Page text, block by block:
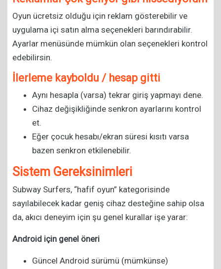
Oyun ücretsiz olduğu için reklam gösterebilir ve
uygulama içi satın alma seçenekleri barındırabilir.
Ayarlar menüsünde mümkün olan seçenekleri kontrol
edebilirsin.
İlerleme kayboldu / hesap gitti
Aynı hesapla (varsa) tekrar giriş yapmayı dene.
Cihaz değişikliğinde senkron ayarlarını kontrol
et.
Eğer çocuk hesabı/ekran süresi kısıtı varsa
bazen senkron etkilenebilir.
Sistem Gereksinimleri
Subway Surfers, “hafif oyun” kategorisinde
sayılabilecek kadar geniş cihaz desteğine sahip olsa
da, akıcı deneyim için şu genel kurallar işe yarar:
Android için genel öneri
Güncel Android sürümü (mümkünse)